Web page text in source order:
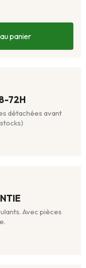
panier
72H
détachées avant
Avec pièces